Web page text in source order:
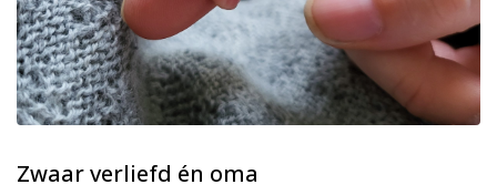
Zwaar verliefd én oma